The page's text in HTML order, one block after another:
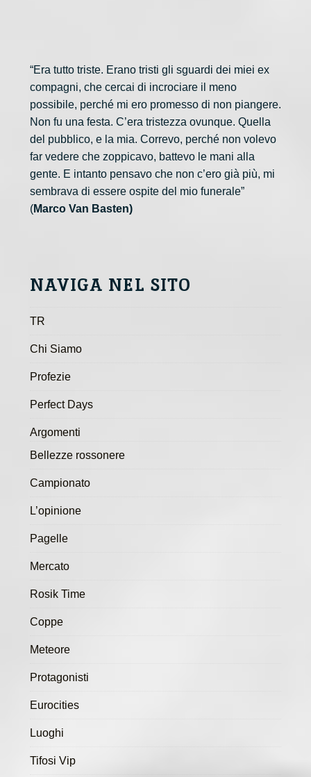
“Era tutto triste. Erano tristi gli sguardi dei miei ex
compagni, che cercai di incrociare il meno
possibile, perché mi ero promesso di non piangere.
Non fu una festa. C’era tristezza ovunque. Quella
del pubblico, e la mia. Correvo, perché non volevo
far vedere che zoppicavo, battevo le mani alla
gente. E intanto pensavo che non c’ero già più, mi
sembrava di essere ospite del mio funerale”
(Marco Van Basten)
NAVIGA NEL SITO
TR
Chi Siamo
Profezie
Perfect Days
Argomenti
Bellezze rossonere
Campionato
L’opinione
Pagelle
Mercato
Rosik Time
Coppe
Meteore
Protagonisti
Eurocities
Luoghi
Tifosi Vip